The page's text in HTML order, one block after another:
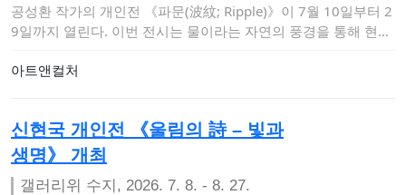
공성환 작가의 개인전 《파문(波紋; Ripple)》이 7월 10일부터 2
9일까지 열린다. 이번 전시는 물이라는 자연의 풍경을 통해 현실
아트앤컬처
신현국 개인전 《울림의 詩 – 빛과
생명》 개최
갤러리위 수지, 2026. 7. 8. - 8. 27.